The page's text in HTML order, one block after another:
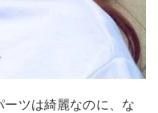
ツは綺麗なのに、な